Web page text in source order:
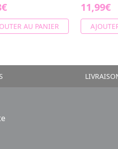
AU PANIER
11,99€